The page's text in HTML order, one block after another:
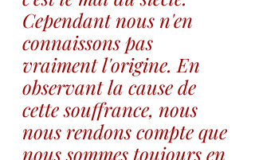
Cependant nous n'en
connaissons pas
vraiment l'origine. En
observant la cause de
cette souffrance, nous
nous rendons compte que
nous sommes toujours en